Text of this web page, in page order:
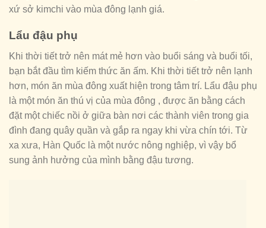
xứ sở kimchi vào mùa đông lạnh giá.
Lẩu đậu phụ
Khi thời tiết trở nên mát mẻ hơn vào buổi sáng và buổi tối,
bạn bắt đầu tìm kiếm thức ăn ấm. Khi thời tiết trở nên lạnh
hơn, món ăn mùa đông xuất hiện trong tâm trí. Lẩu đậu phụ
là một món ăn thú vị của mùa đông , được ăn bằng cách
đặt một chiếc nồi ở giữa bàn nơi các thành viên trong gia
đình đang quây quần và gắp ra ngay khi vừa chín tới. Từ
xa xưa, Hàn Quốc là một nước nông nghiệp, vì vậy bổ
sung ảnh hưởng của mình bằng đậu tương.